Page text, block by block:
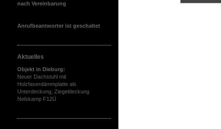
nach Vereinbarung
Anrufbeantworter ist geschaltet
Aktuelles
Objekt in Dieburg:
Neuer Dachstuhl mit
Holzfaserdämmplatte als
Unterdeckung, Ziegeldeckung
Nelskamp F12Ü